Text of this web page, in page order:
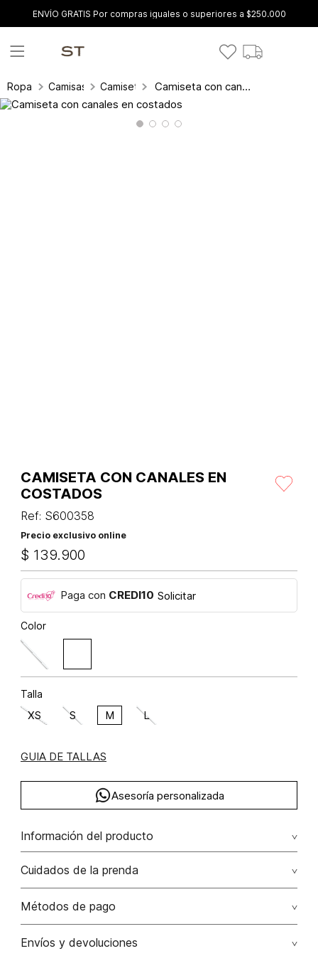
ENVÍO GRATIS Por compras iguales o superiores a $250.000
Ropa Camisas y blusas
Camisetas Camiseta con canales en costados
CAMISETA CON CANALES EN
COSTADOS
Ref: S600358
Precio exclusivo online
$ 139.900
Paga con CREDI10 Solicitar
Color
Talla
XS S M L
GUIA DE TALLAS
Asesoría personalizada
Información del producto
Composición: ALGODÓN 95% ELASTANO 5%
Cuidados de la prenda
Lavar a mano por separado / no dejar en remojo / no
Métodos de pago
Tarjetas de crédito: Visa, Dinners, Master Card y American
Envíos y devoluciones